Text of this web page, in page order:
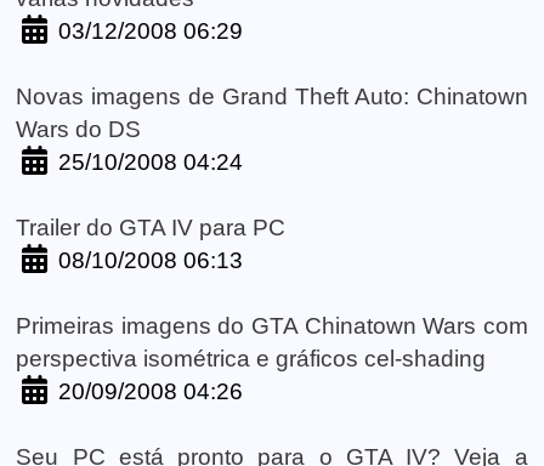
03/12/2008 06:29
Novas imagens de Grand Theft Auto: Chinatown
Wars do DS
25/10/2008 04:24
Trailer do GTA IV para PC
08/10/2008 06:13
Primeiras imagens do GTA Chinatown Wars com
perspectiva isométrica e gráficos cel-shading
20/09/2008 04:26
Seu PC está pronto para o GTA IV? Veja a